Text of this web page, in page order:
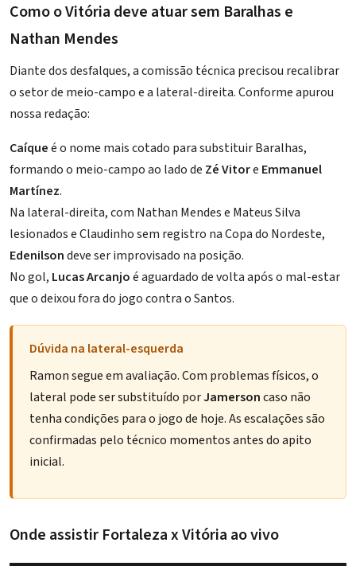
Como o Vitória deve atuar sem Baralhas e
Nathan Mendes
Diante dos desfalques, a comissão técnica precisou recalibrar
o setor de meio-campo e a lateral-direita. Conforme apurou
nossa redação:
Caíqueé o nome mais cotado para substituir Baralhas,
formando o meio-campo ao lado de Zé Vitore Emmanuel
Martínez.
Na lateral-direita, com Nathan Mendes e Mateus Silva
lesionados e Claudinho sem registro na Copa do Nordeste,
Edenilsondeve ser improvisado na posição.
No gol, Lucas Arcanjoé aguardado de volta após o mal-estar
que o deixou fora do jogo contra o Santos.
Dúvida na lateral-esquerda
Ramon segue em avaliação. Com problemas físicos, o
lateral pode ser substituído porJamersoncaso não
tenha condições para o jogo de hoje. As escalações são
confirmadas pelo técnico momentos antes do apito
inicial.
Onde assistir Fortaleza x Vitória ao vivo